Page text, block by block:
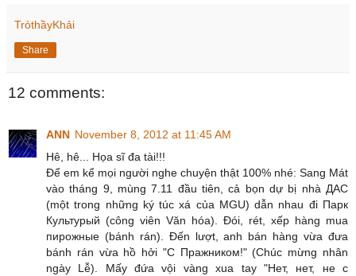
TròthầyKhải
Share
12 comments:
ANN November 8, 2012 at 11:45 AM
Hê, hê... Họa sĩ đa tài!!!
Để em kể mọi người nghe chuyện thật 100% nhé: Sang Mát
vào tháng 9, mùng 7.11 đầu tiên, cả bọn dự bị nhà ДАС
(một trong những ký túc xá của MGU) dẫn nhau đi Парк
Культурый (công viên Văn hóa). Đói, rét, xếp hàng mua
пирожные (bánh rán). Đến lượt, anh bán hàng vừa đưa
bánh rán vừa hồ hởi "С Пражником!" (Chúc mừng nhân
ngày Lễ). Mấy đứa vội vàng xua tay "Нет, нет, не с